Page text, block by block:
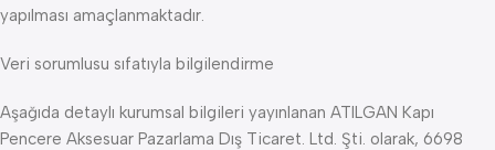
yapılması amaçlanmaktadır.
Veri sorumlusu sıfatıyla bilgilendirme
Aşağıda detaylı kurumsal bilgileri yayınlanan ATILGAN Kapı
Pencere Aksesuar Pazarlama Dış Ticaret. Ltd. Şti. olarak, 6698